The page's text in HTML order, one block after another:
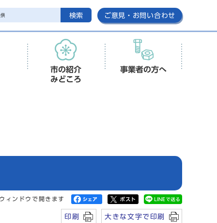
検索 ご意見・お問い合わせ
市の紹介
みどころ
事業者の方へ
ィンドウで開きます
印刷 大きな文字で印刷